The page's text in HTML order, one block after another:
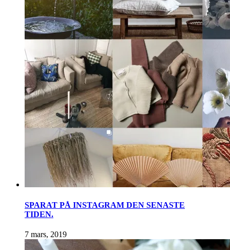
SPARAT PÅ INSTAGRAM DEN SENASTE
TIDEN.
7 mars, 2019